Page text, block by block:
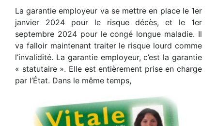
La garantie employeur va se mettre en place le 1er
janvier 2024 pour le risque décès, et le 1er
septembre 2024 pour le congé longue maladie. Il
va falloir maintenant traiter le risque lourd comme
l’invalidité. La garantie employeur, c’est la garantie
« statutaire ». Elle est entièrement prise en charge
par l’État. Dans le même temps,